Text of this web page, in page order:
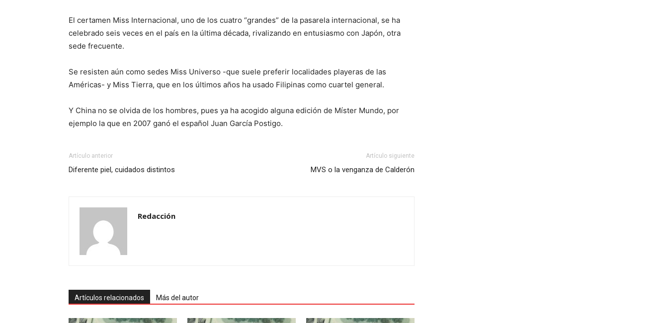
El certamen Miss Internacional, uno de los cuatro “grandes” de la pasarela internacional, se ha
celebrado seis veces en el país en la última década, rivalizando en entusiasmo con Japón, otra
sede frecuente.
Se resisten aún como sedes Miss Universo -que suele preferir localidades playeras de las
Américas- y Miss Tierra, que en los últimos años ha usado Filipinas como cuartel general.
Y China no se olvida de los hombres, pues ya ha acogido alguna edición de Míster Mundo, por
ejemplo la que en 2007 ganó el español Juan García Postigo.
Artículo anterior
Diferente piel, cuidados distintos
Artículo siguiente
MVS o la venganza de Calderón
Redacción
Artículos relacionados Más del autor